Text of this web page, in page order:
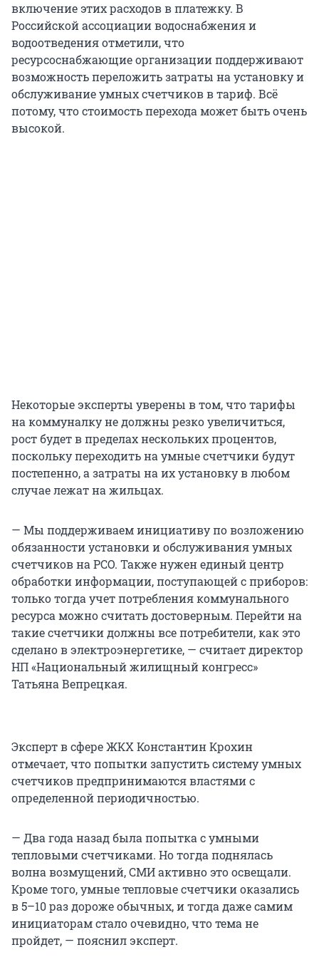
включение этих расходов в платежку. В
Российской ассоциации водоснабжения и
водоотведения отметили, что
ресурсоснабжающие организации поддерживают
возможность переложить затраты на установку и
обслуживание умных счетчиков в тариф. Всё
потому, что стоимость перехода может быть очень
высокой.
Некоторые эксперты уверены в том, что тарифы
на коммуналку не должны резко увеличиться,
рост будет в пределах нескольких процентов,
поскольку переходить на умные счетчики будут
постепенно, а затраты на их установку в любом
случае лежат на жильцах.
— Мы поддерживаем инициативу по возложению
обязанности установки и обслуживания умных
счетчиков на РСО. Также нужен единый центр
обработки информации, поступающей с приборов:
только тогда учет потребления коммунального
ресурса можно считать достоверным. Перейти на
такие счетчики должны все потребители, как это
сделано в электроэнергетике, — считает директор
НП «Национальный жилищный конгресс»
Татьяна Вепрецкая.
Эксперт в сфере ЖКХ Константин Крохин
отмечает, что попытки запустить систему умных
счетчиков предпринимаются властями с
определенной периодичностью.
— Два года назад была попытка с умными
тепловыми счетчиками. Но тогда поднялась
волна возмущений, СМИ активно это освещали.
Кроме того, умные тепловые счетчики оказались
в 5–10 раз дороже обычных, и тогда даже самим
инициаторам стало очевидно, что тема не
пройдет, — пояснил эксперт.